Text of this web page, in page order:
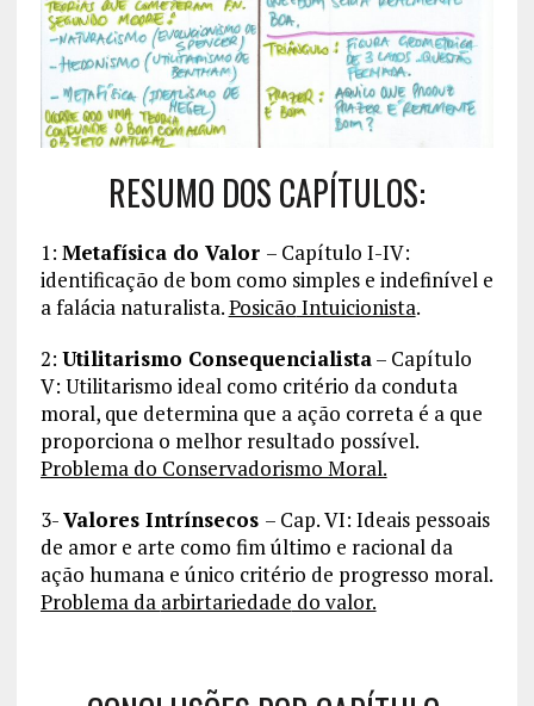
RESUMO DOS CAPÍTULOS:
1: Metafísica do Valor – Capítulo I-IV:
identificação de bom como simples e indefinível e
a falácia naturalista.Posicão Intuicionista.
2: Utilitarismo Consequencialista– Capítulo
V: Utilitarismo ideal como critério da conduta
moral, que determina que a ação correta é a que
proporciona o melhor resultado possível.
Problema do Conservadorismo Moral.
3-Valores Intrínsecos – Cap. VI: Ideais pessoais
de amor e arte como fim último e racional da
ação humana e único critério de progresso moral.
Problema da arbirtariedade do valor.